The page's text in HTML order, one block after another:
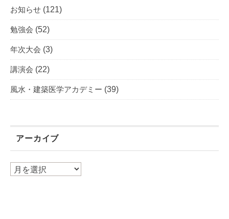
お知らせ (121)
勉強会 (52)
年次大会 (3)
講演会 (22)
風水・建築医学アカデミー (39)
アーカイブ
ア